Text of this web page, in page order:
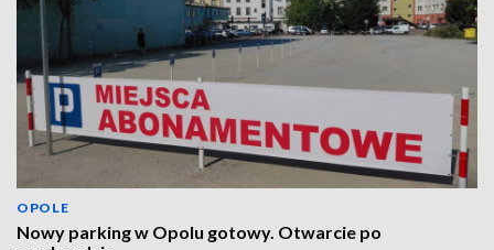
OPOLE
Nowy parking w Opolu gotowy. Otwarcie po